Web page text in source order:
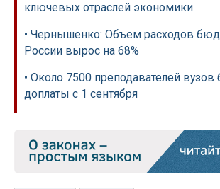
ключевых отраслей экономики
• Чернышенко: Объем расходов
России вырос на 68%
• Около 7500 преподавателей вузов
доплаты с 1 сентября